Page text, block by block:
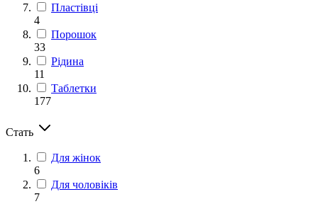
Пластівці
4
Порошок
33
Рідина
11
Таблетки
177
Стать
Для жінок
6
Для чоловіків
7